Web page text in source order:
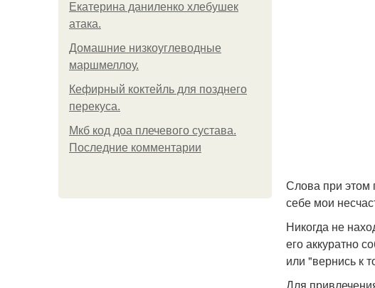
Екатерина даниленко хлебушек
атака.
Домашние низкоуглеводные
маршмеллоу.
Кефирный коктейль для позднего
перекуса.
Мкб код доа плечевого сустава.
Последние комментарии
Слова при этом
себе мои
Никогда не
его аккуратно
или "вернись к